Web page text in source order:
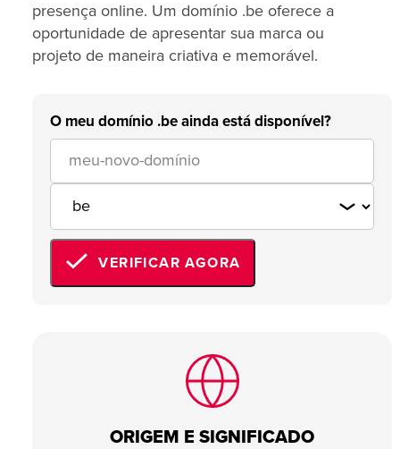
presença online. Um domínio .be oferece a
oportunidade de apresentar sua marca ou
projeto de maneira criativa e memorável.
O meu domínio .be ainda está disponível?
VERIFICAR AGORA
ORIGEM E SIGNIFICADO